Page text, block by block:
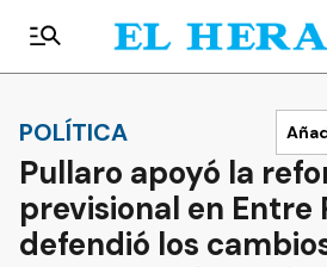
POLÍTICA
Pullaro apoyó la
previsional en Entre
defendió los